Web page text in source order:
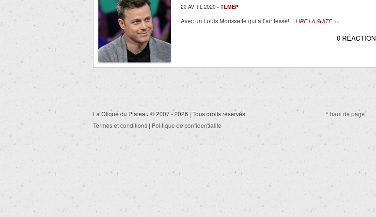
20 AVRIL 2020 - TLMEP
Avec un Louis Morissette qui a l’air fessé! LIRE LA SUITE >>
0 RÉACTION
La Clique du Plateau © 2007 - 2026 | Tous droits réservés.
Termes et conditions | Politique de confidentialite
^ haut de page